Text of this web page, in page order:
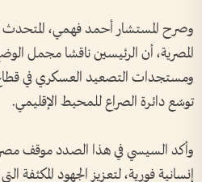
وصرح المستشار أحمد فهمي، المتحدث
المصرية، أن الرئيسين ناقشا مجمل
ومستجدات التصعيد العسكري في قطاع
توسّع دائرة الصراع للمحيط الإقليمي.
وأكد السيسي في هذا الصدد موقف
إنسانية فورية، لتعزيز الجهود المكثفة